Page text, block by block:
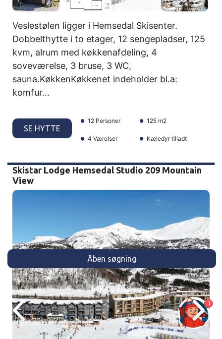
Åben søgning
Veslestølen ligger i Hemsedal Skisenter.
Dobbelthytte i to etager, 12 sengepladser, 125
kvm, alrum med køkkenafdeling, 4
soveværelse, 3 bruse, 3 WC,
sauna.KøkkenKøkkenet indeholder bl.a:
komfur...
SE HYTTE
12 Personer 125 m2
4 Værelser Kæledyr tilladt
Skistar Lodge Hemsedal Studio 209 Mountain
View
1